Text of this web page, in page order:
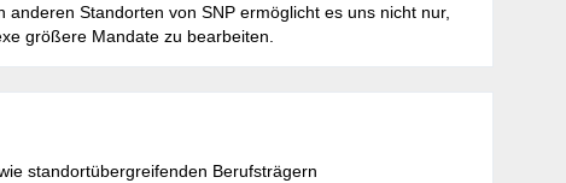
Standorten von SNP ermöglicht es uns nicht nur,
größere Mandate zu bearbeiten.
standortübergreifenden Berufsträgern